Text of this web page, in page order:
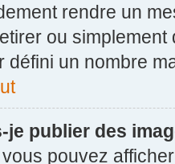
rendre un
ou simplement
défini un nombre
je publier des
pouvez